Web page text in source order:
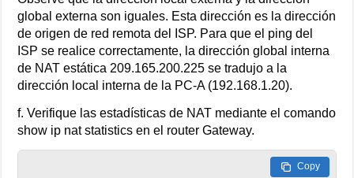
global externa son iguales. Esta dirección es la dirección
de origen de red remota del ISP. Para que el ping del
ISP se realice correctamente, la dirección global interna
de NAT estática 209.165.200.225 se tradujo a la
dirección local interna de la PC-A (192.168.1.20).
f. Verifique las estadísticas de NAT mediante el comando
show ip nat statistics en el router Gateway.
Copy